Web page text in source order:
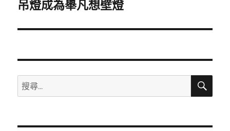
一
文
吊燈成為舉凡想壁燈
搜
尋
鍵
搜